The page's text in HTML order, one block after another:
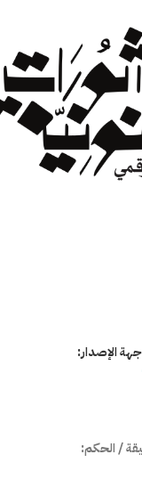
الإصدار:
/ الحكم: